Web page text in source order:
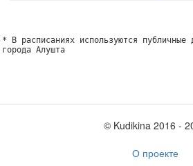
* В расписаниях используются публичные
города Алушта
© Kudikina 2016 ‐
О проекте